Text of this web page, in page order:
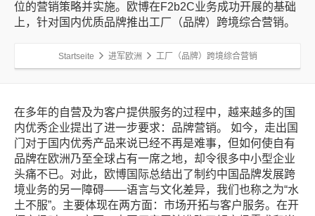
位的营销策略并实施。欧博在F2b2C业务成功开展的基础
上，针对国内优质品牌推出工厂（品牌）跨境综合营销。
Startseite 进军欧洲 工厂（品牌）跨境综合营销
在多年的自营及为客户提供服务的过程中，越来越多的国
内优秀企业提出了进一步要求：品牌营销。 如今，走出国
门对于国内优秀产品来说已经不再是难事，但如何使自有
品牌在欧洲乃至全球占有一席之地，却令很多中小型企业
头痛不已。对此，欧博国际总结出了制约中国品牌发展跨
境业务的另一障碍——语言与文化差异，我们也称之为“水
土不服”。主要体现在两方面：市场开拓与客户服务。在开